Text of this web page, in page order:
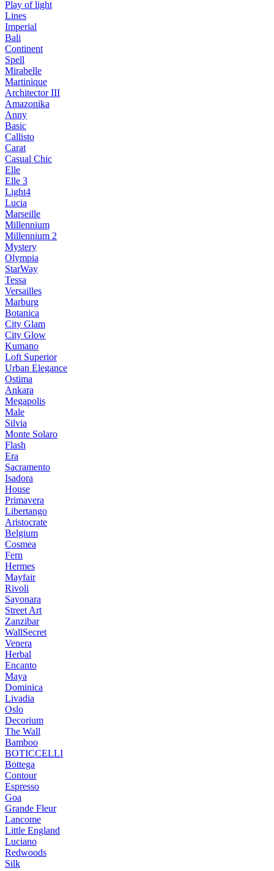
Play of light
Lines
Imperial
Bali
Continent
Spell
Mirabelle
Martinique
Architector III
Amazonika
Anny
Basic
Callisto
Carat
Casual Chic
Elle
Elle 3
Light4
Lucia
Marseille
Millennium
Millennium 2
Mystery
Olympia
StarWay
Tessa
Versailles
Marburg
Botanica
City Glam
City Glow
Kumano
Loft Superior
Urban Elegance
Ostima
Ankara
Megapolis
Male
Silvia
Monte Solaro
Flash
Era
Sacramento
Isadora
House
Primavera
Libertango
Aristocrate
Belgium
Cosmea
Fern
Hermes
Mayfair
Rivoli
Sayonara
Street Art
Zanzibar
WallSecret
Venera
Herbal
Encanto
Maya
Dominica
Livadia
Oslo
Decorium
The Wall
Bamboo
BOTICCELLI
Bottega
Contour
Espresso
Goa
Grande Fleur
Lancome
Little England
Luciano
Redwoods
Silk